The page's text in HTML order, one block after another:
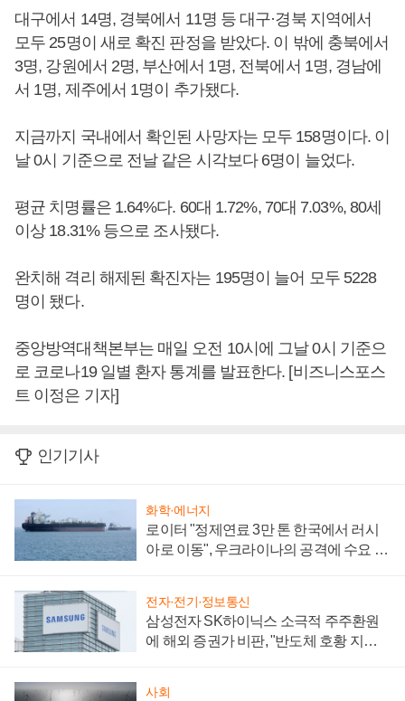
대구에서 14명, 경북에서 11명 등 대구·경북 지역에서
모두 25명이 새로 확진 판정을 받았다. 이 밖에 충북에서
3명, 강원에서 2명, 부산에서 1명, 전북에서 1명, 경남에
서 1명, 제주에서 1명이 추가됐다.
지금까지 국내에서 확인된 사망자는 모두 158명이다. 이
날 0시 기준으로 전날 같은 시각보다 6명이 늘었다.
평균 치명률은 1.64%다. 60대 1.72%, 70대 7.03%, 80세
이상 18.31% 등으로 조사됐다.
완치해 격리 해제된 확진자는 195명이 늘어 모두 5228
명이 됐다.
중앙방역대책본부는 매일 오전 10시에 그날 0시 기준으
로 코로나19 일별 환자 통계를 발표한다. [비즈니스포스
트 이정은 기자]
인기기사
화학·에너지
로이터 "정제연료 3만 톤 한국에서 러시
아로 이동", 우크라이나의 공격에 수요 늘
전자·전기·정보통신
삼성전자 SK하이닉스 소극적 주주환원
에 해외 증권가 비판, "반도체 호황 지속
사회